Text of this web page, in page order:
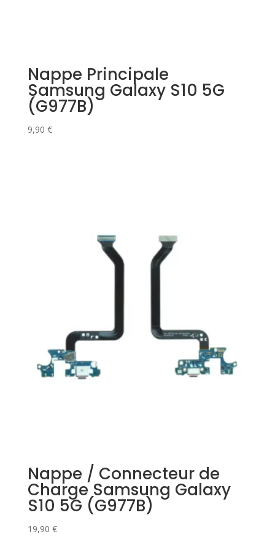
Nappe Principale
Samsung Galaxy S10 5G
(G977B)
9,90 €
Nappe / Connecteur de
Charge Samsung Galaxy
S10 5G (G977B)
19,90 €